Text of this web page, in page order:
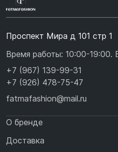
Проспект Мира д 101 стр 1
Время работы: 10:00-19:00.
+7 (967) 139-99-31
+7 (926) 478-75-47
fatmafashion@mail.ru
О бренде
Доставка